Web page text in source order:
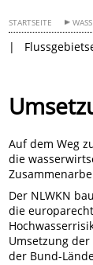
STARTSEITE
Auf dem Weg
die
Der NLWKN
die
Umsetzung
der Bund-